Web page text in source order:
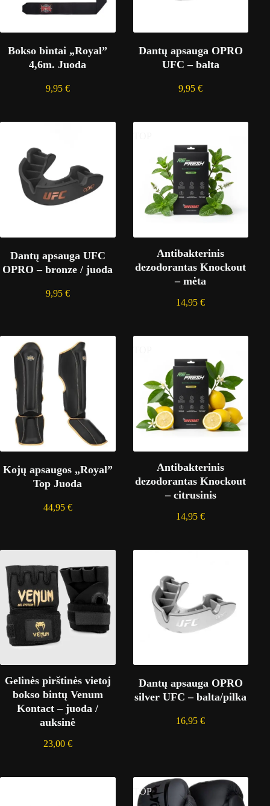
Bokso bintai „Royal”
4,6m. Juoda
9,95 €
Dantų apsauga OPRO
UFC – balta
9,95€
Dantų apsauga UFC
OPRO – bronze / juoda
9,95 €
Antibakterinis
dezodorantas Knockout
– mėta
14,95€
Kojų apsaugos „Royal”
Top Juoda
44,95 €
Antibakterinis
dezodorantas Knockout
– citrusinis
14,95€
Gelinės pirštinės vietoj
bokso bintų Venum
Kontact – juoda /
auksinė
23,00 €
Dantų apsauga OPRO
silver UFC – balta/pilka
16,95€
TOP